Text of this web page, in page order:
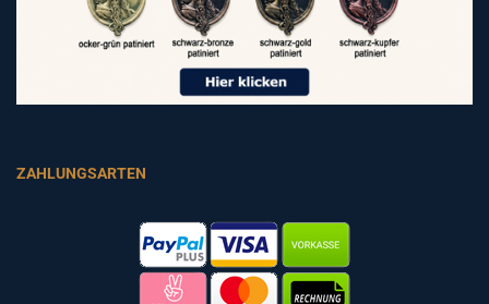
ZAHLUNGSARTEN